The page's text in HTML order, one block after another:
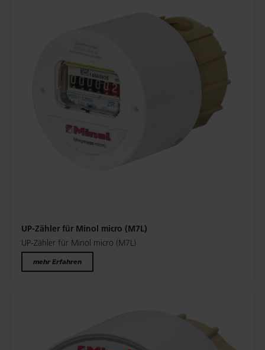
UP-Zähler für Minol micro (M7L)
UP-Zähler für Minol micro (M7L)
mehr Erfahren